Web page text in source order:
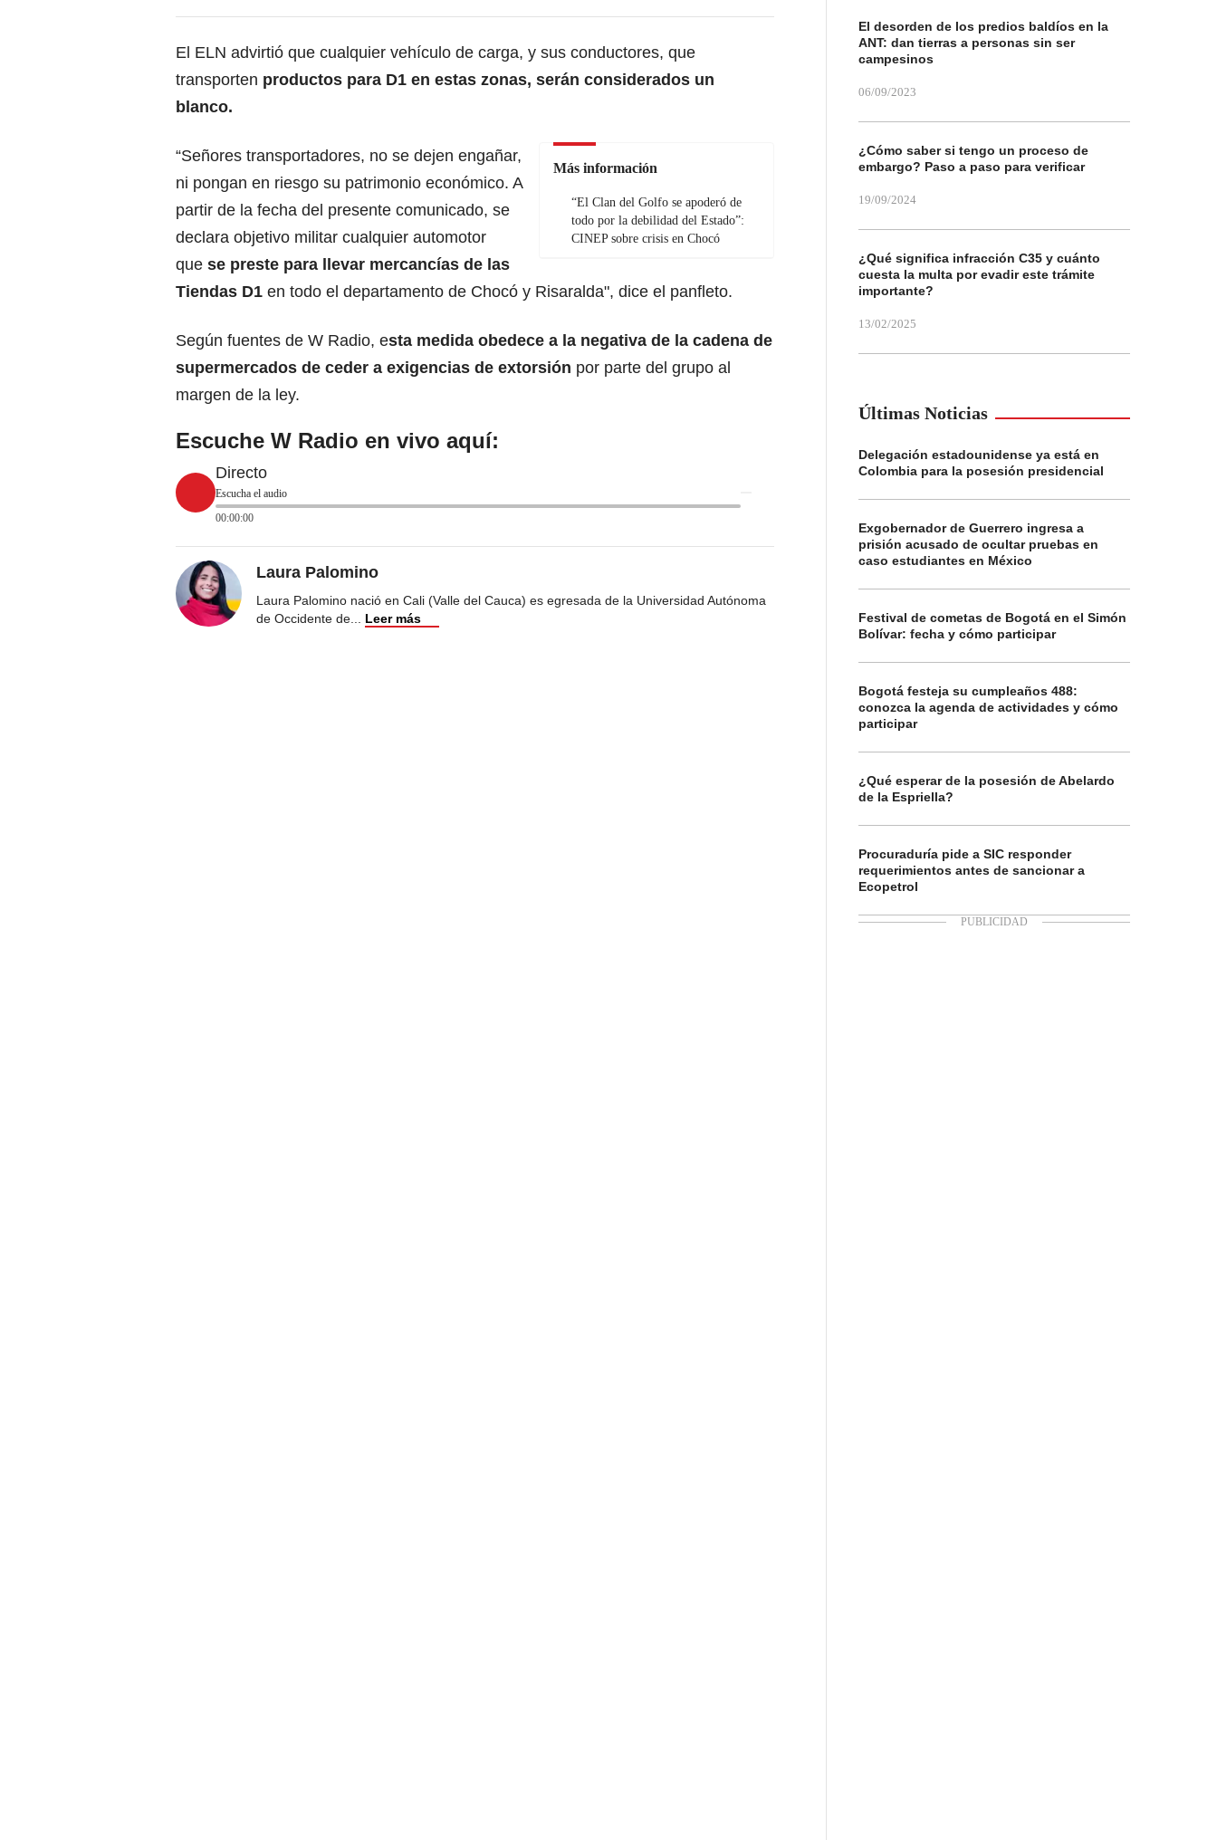
El ELN advirtió que cualquier vehículo de carga, y sus conductores, que
transporten productos para D1 en estas zonas, serán considerados un
blanco.
Más información
“El Clan del Golfo se apoderó de
todo por la debilidad del Estado”:
CINEP sobre crisis en Chocó
“Señores transportadores, no se dejen engañar,
ni pongan en riesgo su patrimonio económico. A
partir de la fecha del presente comunicado, se
declara objetivo militar cualquier automotor
que se preste para llevar mercancías de las
Tiendas D1 en todo el departamento de Chocó y Risaralda", dice el panfleto.
Según fuentes de W Radio, esta medida obedece a la negativa de la cadena de
supermercados de ceder a exigencias de extorsión por parte del grupo al
margen de la ley.
Escuche W Radio en vivo aquí:
Directo
Escucha el audio
00:00:00
Laura Palomino
Laura Palomino nació en Cali (Valle del Cauca) es egresada de la Universidad Autónoma
de Occidente de... Leer más
El desorden de los predios baldíos en la
ANT: dan tierras a personas sin ser
campesinos
06/09/2023
¿Cómo saber si tengo un proceso de
embargo? Paso a paso para verificar
19/09/2024
¿Qué significa infracción C35 y cuánto
cuesta la multa por evadir este trámite
importante?
13/02/2025
Últimas Noticias
Delegación estadounidense ya está en
Colombia para la posesión presidencial
Exgobernador de Guerrero ingresa a
prisión acusado de ocultar pruebas en
caso estudiantes en México
Festival de cometas de Bogotá en el Simón
Bolívar: fecha y cómo participar
Bogotá festeja su cumpleaños 488:
conozca la agenda de actividades y cómo
participar
¿Qué esperar de la posesión de Abelardo
de la Espriella?
Procuraduría pide a SIC responder
requerimientos antes de sancionar a
Ecopetrol